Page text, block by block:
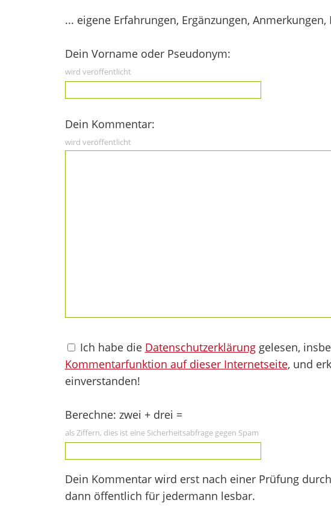
... eigene Erfahrungen, Ergänzungen, Anmerkungen,
Dein Vorname oder Pseudonym:
wird veröffentlicht
Dein Kommentar:
wird veröffentlicht
Ich habe die Datenschutzerklärunggelesen,
Kommentarfunktion auf dieser Internetseite, und
einverstanden!
Berechne: zwei + drei =
als Ziffern, dies ist eine Sicherheitsabfrage gegen Spam
Dein Kommentar wird erst nach einer Prüfung
dann öffentlich für jedermann lesbar.